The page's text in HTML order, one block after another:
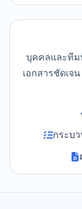
บุคคลและทีม
เอกสารชัดเ
กระบ